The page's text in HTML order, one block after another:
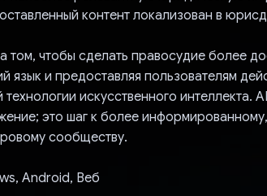
контент локализован в
том, чтобы сделать правосудие более
язык и предоставляя пользователям
искусственного интеллекта.
это шаг к более
сообществу.
Android, Веб